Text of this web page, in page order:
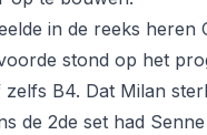
in de reeks
stond op het
B4. Dat Milan
de 2de set had